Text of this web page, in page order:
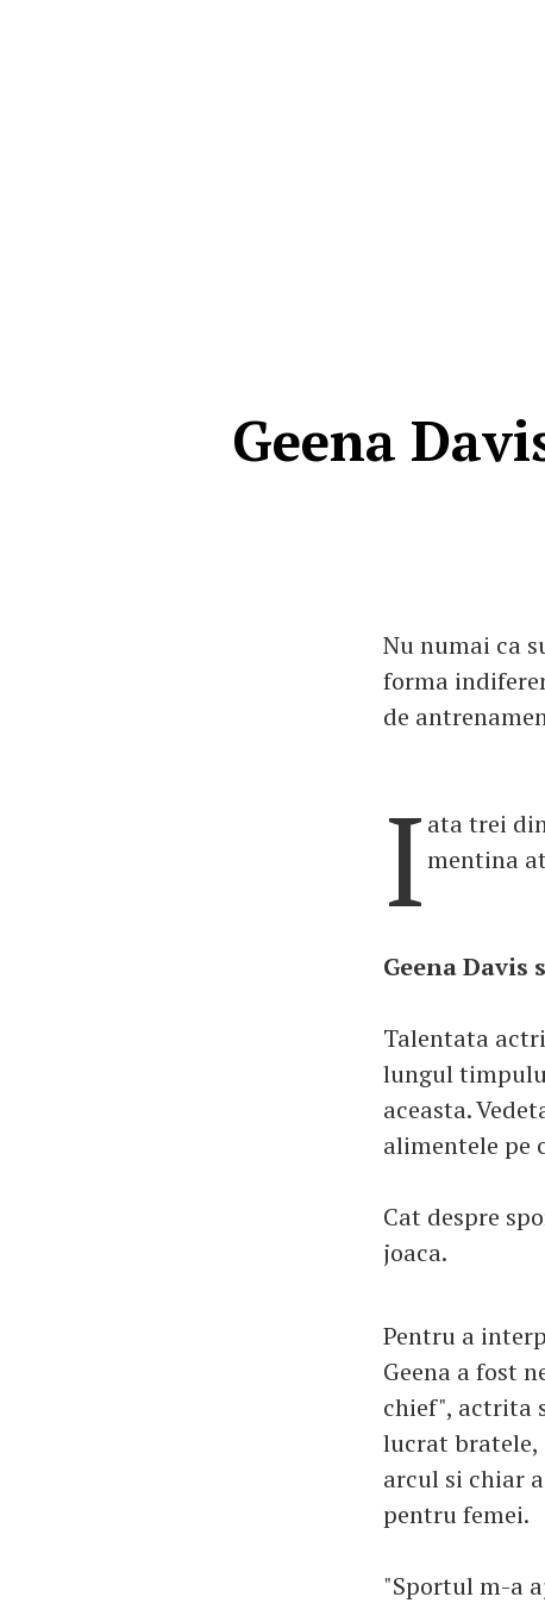
Geena
Nu numai ca
forma
de
I ata trei
mentina
Geena Davis
Talentata
lungul
aceasta.
alimentele pe
Cat despre
joaca.
Pentru a
Geena a fost
chief", actrita
lucrat bratele,
arcul si chiar
pentru femei.
"Sportul m-a